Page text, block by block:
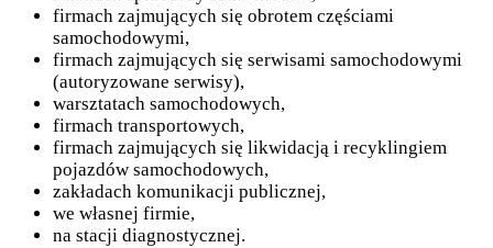
firmach zajmujących się obrotem częściami
samochodowymi,
firmach zajmujących się serwisami samochodowymi
(autoryzowane serwisy),
warsztatach samochodowych,
firmach transportowych,
firmach zajmujących się likwidacją i recyklingiem
pojazdów samochodowych,
zakładach komunikacji publicznej,
we własnej firmie,
na stacji diagnostycznej.